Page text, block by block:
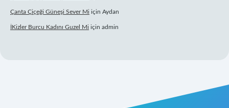
Çanta Çiçeği Güneşi Sever Mi için Aydan
İKizler Burcu Kadını Guzel Mi için admin